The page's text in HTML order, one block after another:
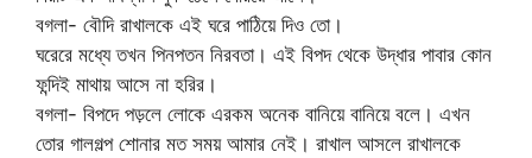
বগলা- বৌদি রাখালকে এই ঘরে পাঠিয়ে দিও তো।
ঘরেরে মধ্যে তখন পিনপতন নিরবতা। এই বিপদ থেকে উদ্ধার পাবার কোন
ফন্দিই মাথায় আসে না হরির।
বগলা- বিপদে পড়লে লোকে এরকম অনেক বানিয়ে বানিয়ে বলে। এখন
তোর গালগল্প শোনার মত সময় আমার নেই। রাখাল আসলে রাখালকে